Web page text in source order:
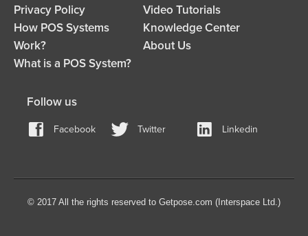
Privacy Policy
How POS Systems
Work?
What is a POS System?
Video Tutorials
Knowledge Center
About Us
Follow us
Facebook Twitter Linkedin
© 2017 All the rights reserved to Getpose.com (Interspace Ltd.)